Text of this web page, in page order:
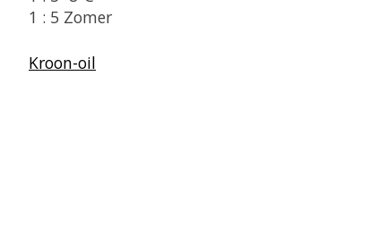
1 : 5 Zomer
Kroon-oil